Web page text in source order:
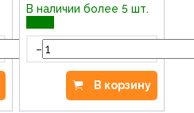
В наличии более 5 шт.
-
В корзину